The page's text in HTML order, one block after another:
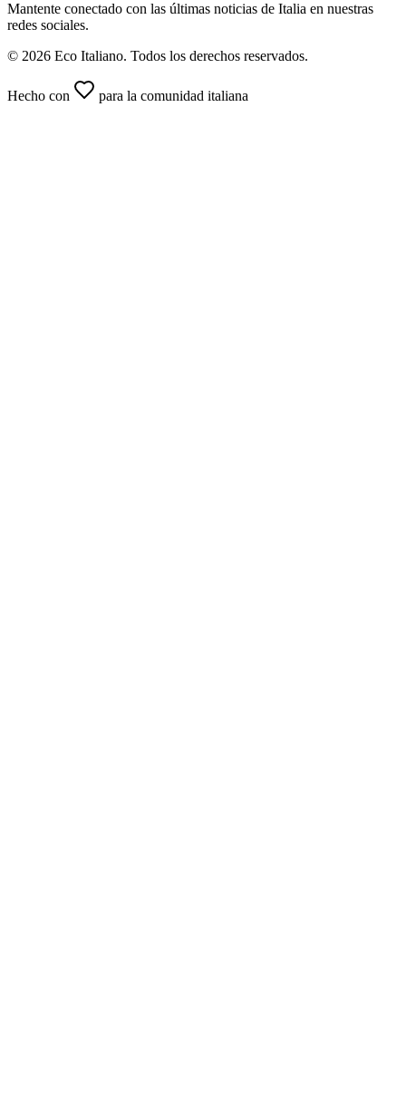
Mantente conectado con las últimas noticias de Italia en nuestras
redes sociales.
© 2026 Eco Italiano. Todos los derechos reservados.
Hecho con para la comunidad italiana